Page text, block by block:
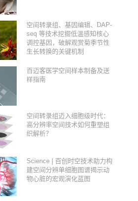
空间转录组、基因编辑、DAP-
seq 等技术挖掘低温感知核心
调控基因，破解观赏菊季节性
生长转换的关键机制
百迈客医学空间样本制备及送
样指南
空间转录组迈入细胞级时代：
高分辨率空间技术如何重塑组
织解析？
Science | 百创时空技术助力构
建空间分辨单细胞图谱揭示动
物心脏的宏观演化蓝图